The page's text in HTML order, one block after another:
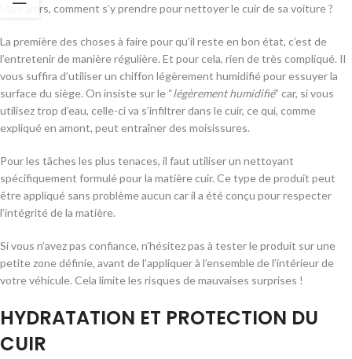
Mais alors, comment s’y prendre pour nettoyer le cuir de sa voiture ?
La première des choses à faire pour qu’il reste en bon état, c’est de
l’entretenir de manière régulière. Et pour cela, rien de très compliqué. Il
vous suffira d’utiliser un chiffon légèrement humidifié pour essuyer la
surface du siège. On insiste sur le “légèrement humidifié” car, si vous
utilisez trop d’eau, celle-ci va s’infiltrer dans le cuir, ce qui, comme
expliqué en amont, peut entraîner des moisissures.
Pour les tâches les plus tenaces, il faut utiliser un nettoyant
spécifiquement formulé pour la matière cuir. Ce type de produit peut
être appliqué sans problème aucun car il a été conçu pour respecter
l’intégrité de la matière.
Si vous n’avez pas confiance, n’hésitez pas à tester le produit sur une
petite zone définie, avant de l’appliquer à l’ensemble de l’intérieur de
votre véhicule. Cela limite les risques de mauvaises surprises !
HYDRATATION ET PROTECTION DU
CUIR